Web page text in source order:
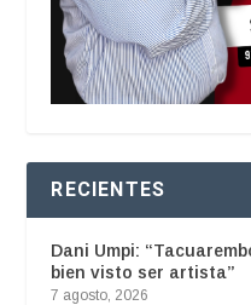
RECIENTES
Dani Umpi:
bien visto ser artista”
7 agosto, 2026